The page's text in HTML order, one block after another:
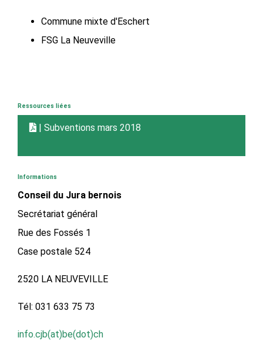
Commune mixte d'Eschert
FSG La Neuveville
Ressources liées
| Subventions mars 2018
Informations
Conseil du Jura bernois
Secrétariat général
Rue des Fossés 1
Case postale 524
2520 LA NEUVEVILLE
Tél: 031 633 75 73
info.cjb(at)be(dot)ch